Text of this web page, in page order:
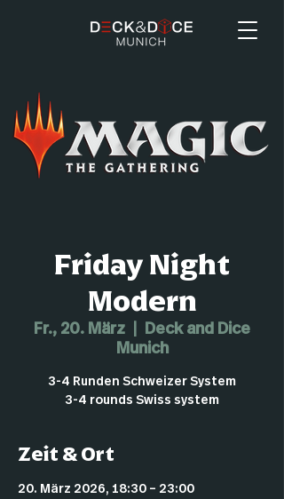
Friday Night
Modern
Fr., 20. März
Deck and Dice
Munich
3-4 Runden Schweizer System
3-4 rounds Swiss system
Zeit & Ort
20. März 2026, 18:30 – 23:00